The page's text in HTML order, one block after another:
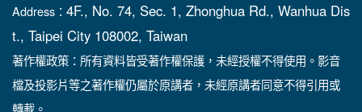
Address： 4F., No. 74, Sec. 1, Zhonghua Rd., Wanhua Dis
t., Taipei City 108002, Taiwan
著作權政策：所有資料皆受著作權保護，未經授權不得使用。影音
檔及投影片等之著作權仍屬於原講者，未經原講者同意不得引用或